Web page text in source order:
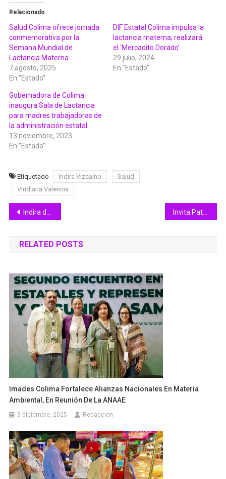
Relacionado
Salud Colima ofrece jornada
conmemorativa por la
Semana Mundial de
Lactancia Materna
7 agosto, 2025
En "Estado"
DIF Estatal Colima impulsa la
lactancia materna; realizará
el ‘Mercadito Dorado’
29 julio, 2024
En "Estado"
Gobernadora de Colima
inaugura Sala de Lactancia
para madres trabajadoras de
la administración estatal
13 noviembre, 2023
En "Estado"
Etiquetado Indira Vizcaíno
Salud
Viridiana Valencia
Navegación
de
entradas
Indira da inicio a servicios del Dr. Vagón El Tren de la Salud, en Colima capital Invita Patronato del HRU a Cena de Gala de Aniversario
RELATED POSTS
Imades Colima Fortalece Alianzas Nacionales En Materia
Ambiental, En Reunión De La ANAAE
3 diciembre, 2025 Redacción